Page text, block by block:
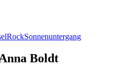
RockSonnenuntergang
Boldt